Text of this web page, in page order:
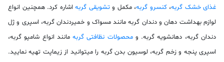
غذای خشک گربه،کنسرو گربه، مکمل وتشویقی گربه اشاره کرد. همچنین انواع
لوازم بهداشت دهان و دندان گربه مانند مسواک و خمیردندان گربه، اسپری و ژل
دندان گربه، دهانشویه گربه. ومحصولات نظافتی گربهمانند انواع شامپو گربه،
اسپری پنجه و زخم گربه، لوسیون بدن گربه را میتوانید از زیماپت تهیه نمایید.